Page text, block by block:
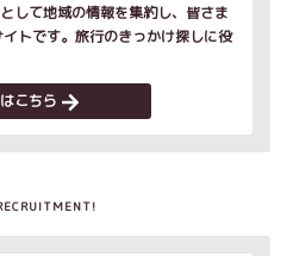
して地域の情報を集約し、皆さま
トです。旅行のきっかけ探しに役
こちら